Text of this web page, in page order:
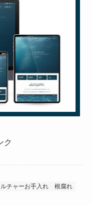
ク
チャーお手入れ 根腐れ